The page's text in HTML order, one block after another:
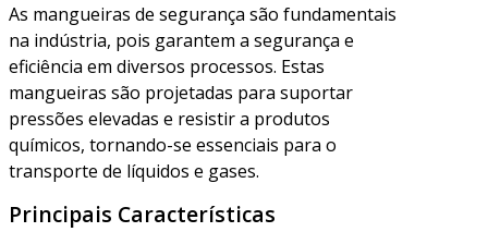
As mangueiras de segurança são fundamentais
na indústria, pois garantem a segurança e
eficiência em diversos processos. Estas
mangueiras são projetadas para suportar
pressões elevadas e resistir a produtos
químicos, tornando-se essenciais para o
transporte de líquidos e gases.
Principais Características